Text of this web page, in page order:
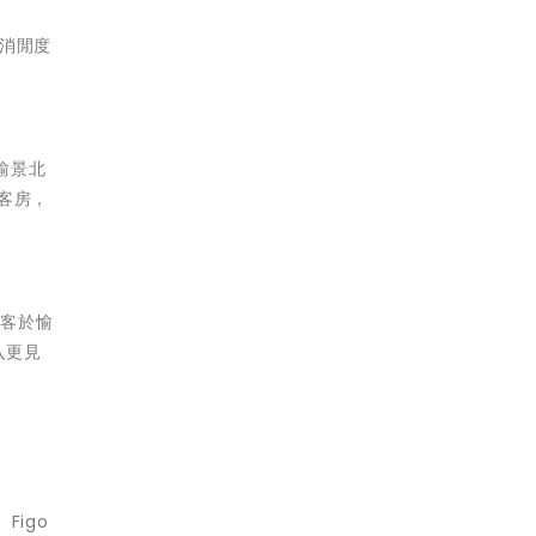
閒度
景北
房，
於愉
見
Figo